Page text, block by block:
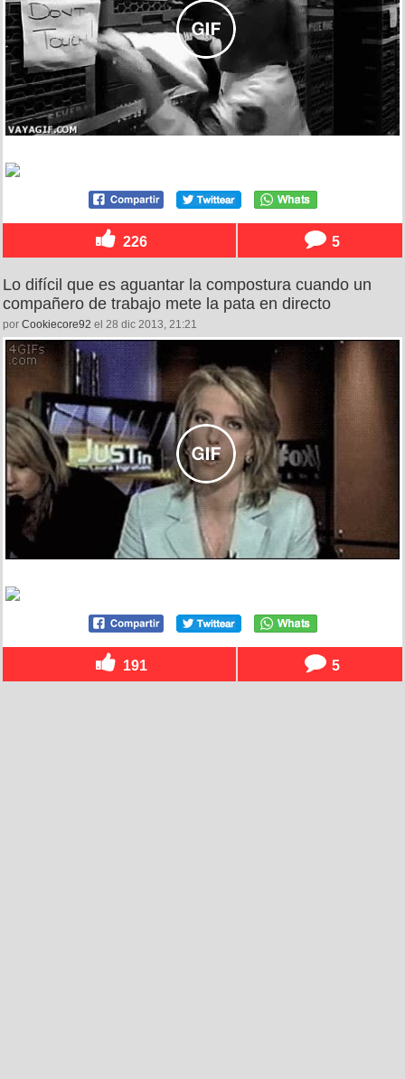
226 5
Lo difícil que es aguantar la compostura cuando un
compañero de trabajo mete la pata en directo
por Cookiecore92 el 28 dic 2013, 21:21
191 5